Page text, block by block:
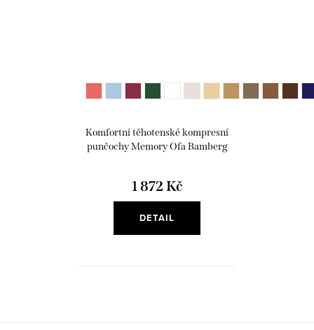
Komfortní těhotenské kompresní
punčochy Memory Ofa Bamberg
1 872 Kč
DETAIL